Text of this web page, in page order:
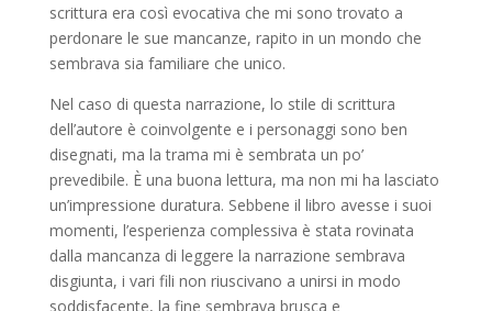
scrittura era così evocativa che mi sono trovato a
perdonare le sue mancanze, rapito in un mondo che
sembrava sia familiare che unico.
Nel caso di questa narrazione, lo stile di scrittura
dell’autore è coinvolgente e i personaggi sono ben
disegnati, ma la trama mi è sembrata un po’
prevedibile. È una buona lettura, ma non mi ha lasciato
un’impressione duratura. Sebbene il libro avesse i suoi
momenti, l’esperienza complessiva è stata rovinata
dalla mancanza di leggere la narrazione sembrava
disgiunta, i vari fili non riuscivano a unirsi in modo
soddisfacente, la fine sembrava brusca e